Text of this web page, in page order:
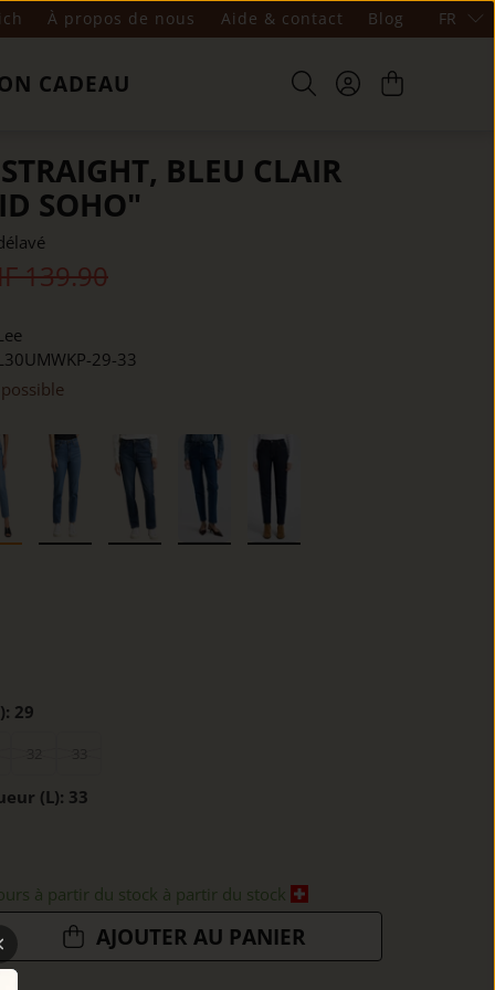
À propos de nous Aide & contact Blog FR
CADEAU
BLEU CLAIR
SOHO"
139.90
29-33
29
(L): 33
à partir du stock à partir du stock
AJOUTER AU PANIER